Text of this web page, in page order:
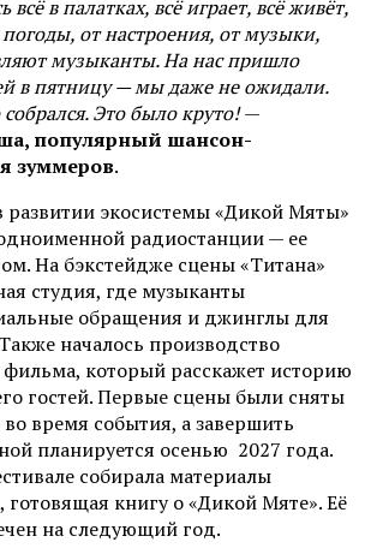
в палатках, всё играет, всё живёт,
от настроения, от музыки,
музыканты. На нас пришло
в пятницу — мы даже не ожидали.
Это было круто!—
популярный шансон-
зуммеров.
экосистемы «Дикой Мяты»
радиостанции — ее
На бэкстейдже сцены «Титана»
студия, где музыканты
обращения и джинглы для
началось производство
который расскажет историю
гостей. Первые сцены были сняты
время события, а завершить
планируется осенью 2027 года.
собирала материалы
готовящая книгу о «Дикой Мяте». Её
на следующий год.